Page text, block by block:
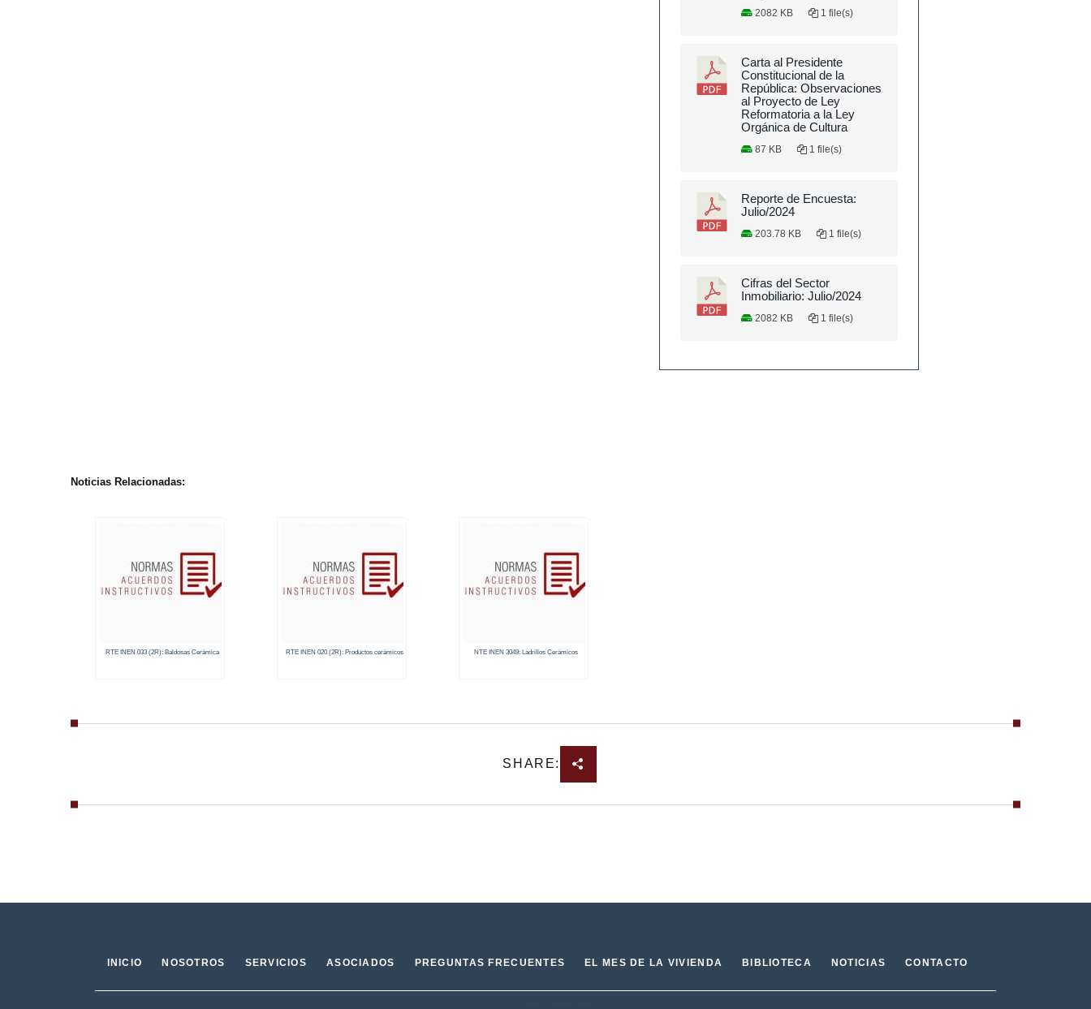
2082 KB 1 file(s)
Carta al Presidente
Constitucional de la
República: Observaciones
al Proyecto de Ley
Reformatoria a la Ley
Orgánica de Cultura
87 KB 1 file(s)
Reporte de Encuesta:
Julio/2024
203.78 KB 1 file(s)
Cifras del Sector
Inmobiliario: Julio/2024
2082 KB 1 file(s)
Noticias Relacionadas:
RTE INEN 033 (2R): Baldosas Cerámica RTE INEN 020 (2R): Productos cerámicos NTE INEN 3049: Ladrillos Cerámicos
SHARE:
INICIO NOSOTROS SERVICIOS ASOCIADOS PREGUNTAS FRECUENTES EL MES DE LA VIVIENDA BIBLIOTECA NOTICIAS CONTACTO